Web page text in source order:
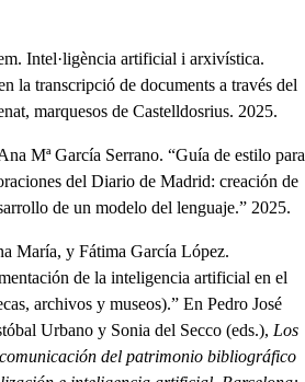
Intel·ligència artificial i arxivística.
la transcripció de documents a través del
marquesos de Castelldosrius. 2025.
Mª García Serrano. “Guía de estilo para
del Diario de Madrid: creación de
de un modelo del lenguaje.” 2025.
María, y Fátima García López.
de la inteligencia artificial en el
archivos y museos).” En Pedro José
Urbano y Sonia del Secco (eds.), Los
del patrimonio bibliográfico